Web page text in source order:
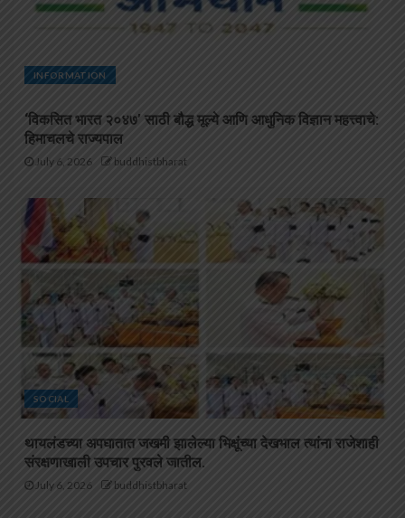
INFORMATION
‘विकसित भारत २०४७’ साठी बौद्ध मूल्ये आणि आधुनिक विज्ञान महत्त्वाचे:
हिमाचलचे राज्यपाल
July 6, 2026 buddhistbharat
SOCIAL
थायलंडच्या अपघातात जखमी झालेल्या भिक्षूंच्या देखभाल त्यांना राजेशाही
संरक्षणाखाली उपचार पुरवले जातील.
July 6, 2026 buddhistbharat